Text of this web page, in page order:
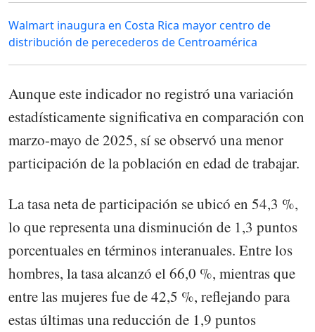
Walmart inaugura en Costa Rica mayor centro de
distribución de perecederos de Centroamérica
Aunque este indicador no registró una variación
estadísticamente significativa en comparación con
marzo-mayo de 2025, sí se observó una menor
participación de la población en edad de trabajar.
La tasa neta de participación se ubicó en 54,3 %,
lo que representa una disminución de 1,3 puntos
porcentuales en términos interanuales. Entre los
hombres, la tasa alcanzó el 66,0 %, mientras que
entre las mujeres fue de 42,5 %, reflejando para
estas últimas una reducción de 1,9 puntos